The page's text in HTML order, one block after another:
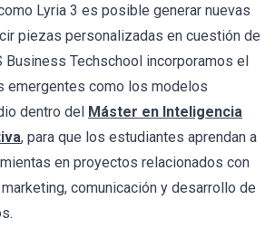
Lyria 3 es posible generar nuevas
piezas personalizadas en cuestión de
Business Techschool incorporamos el
emergentes como los modelos
dentro del Máster en Inteligencia
, para que los estudiantes aprendan a
en proyectos relacionados con
comunicación y desarrollo de